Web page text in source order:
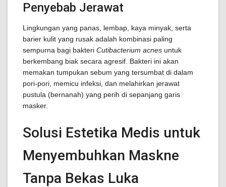
Penyebab Jerawat
Lingkungan yang panas, lembap, kaya minyak, serta
barier kulit yang rusak adalah kombinasi paling
sempurna bagi bakteri Cutibacterium acnes untuk
berkembang biak secara agresif. Bakteri ini akan
memakan tumpukan sebum yang tersumbat di dalam
pori-pori, memicu infeksi, dan melahirkan jerawat
pustula (bernanah) yang perih di sepanjang garis
masker.
Solusi Estetika Medis untuk
Menyembuhkan Maskne
Tanpa Bekas Luka